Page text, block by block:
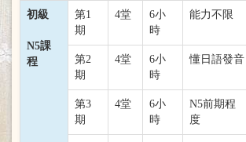
初級
N5課
程
第1
期
4堂
6小
時
能力不限
第2
期
4堂
6小
時
懂日語發音
第3
期
4堂
6小
時
N5前期程
度